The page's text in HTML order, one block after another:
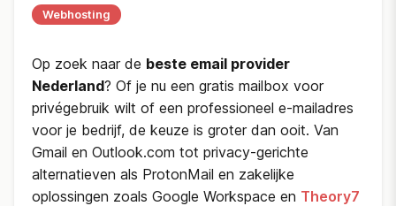
Webhosting
Op zoek naar de beste email provider
Nederland? Of je nu een gratis mailbox voor
privégebruik wilt of een professioneel e-mailadres
voor je bedrijf, de keuze is groter dan ooit. Van
Gmail en Outlook.com tot privacy-gerichte
alternatieven als ProtonMail en zakelijke
oplossingen zoals Google Workspace en Theory7